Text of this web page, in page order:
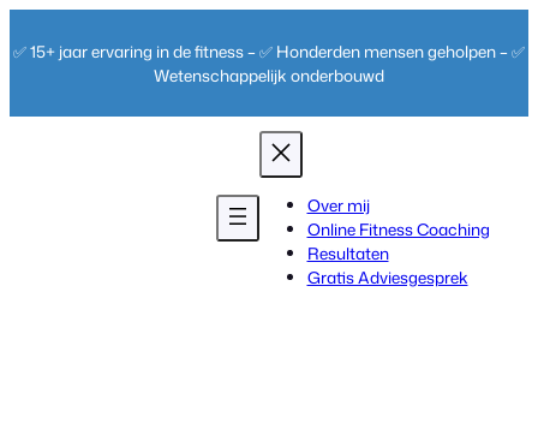
naar
✅ 15+ jaar ervaring in de fitness – ✅ Honderden mensen geholpen – ✅
Wetenschappelijk onderbouwd
Over mij
Online Fitness Coaching
Resultaten
Gratis Adviesgesprek